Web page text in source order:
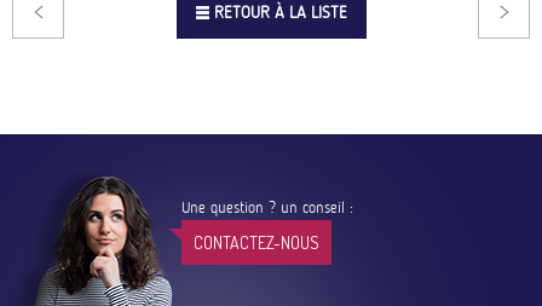
RETOUR À LA LISTE
Une question ? un conseil :
CONTACTEZ-NOUS